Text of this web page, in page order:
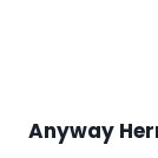
Anyway